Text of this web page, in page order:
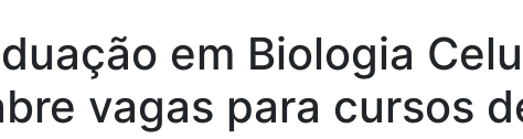
em Biologia
vagas para cursos